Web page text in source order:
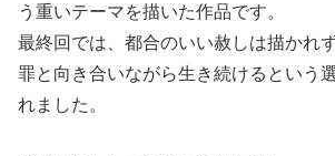
う重いテーマを描いた作品です。
最終回では、都合のいい赦しは描かれず
罪と向き合いながら生き続けるという
れました。